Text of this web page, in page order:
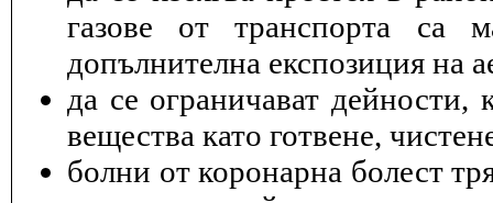
газове от транспорта са
допълнителна експозиция на
да се ограничават
вещества като готвене,
болни от коронарна болест